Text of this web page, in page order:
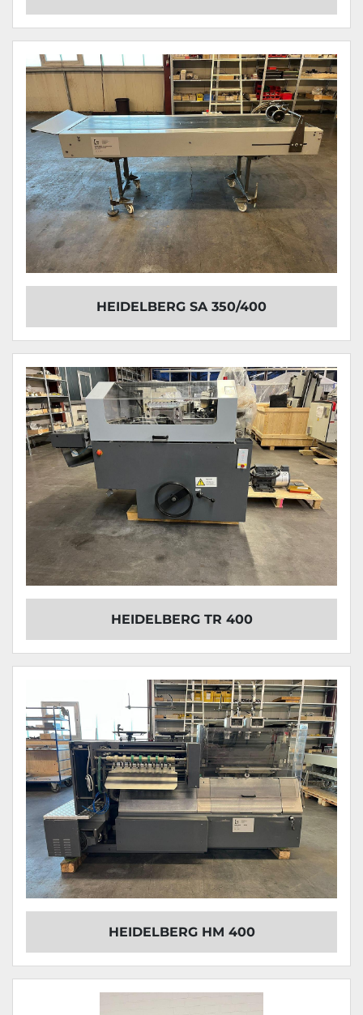
HEIDELBERG SA 350/400
HEIDELBERG TR 400
HEIDELBERG HM 400